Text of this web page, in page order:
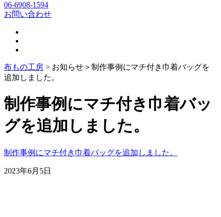
06-6908-1594
お問い合わせ
布もの工房 > お知らせ＞ 制作事例にマチ付き巾着バッグを
追加しました。
制作事例にマチ付き巾着バッ
グを追加しました。
制作事例にマチ付き巾着バッグを追加しました。
2023年6月5日